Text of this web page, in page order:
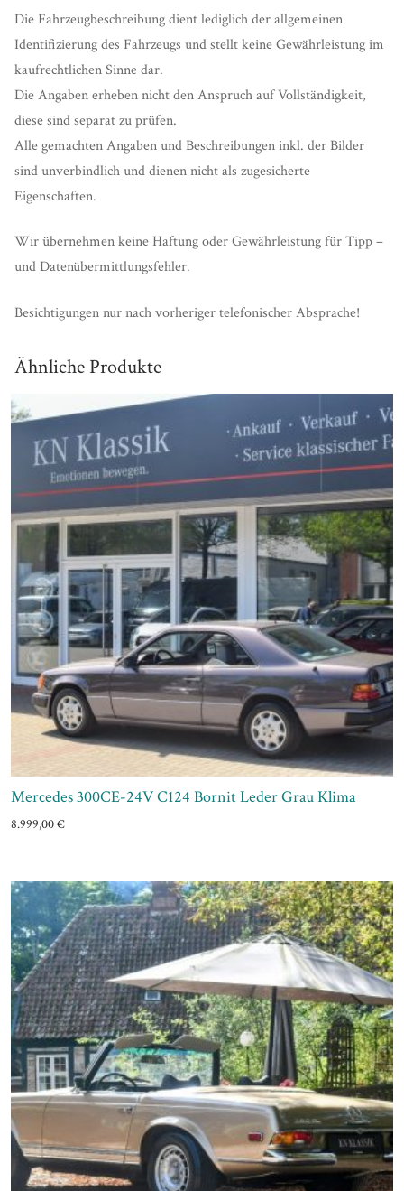
Die Fahrzeugbeschreibung dient lediglich der allgemeinen
Identifizierung des Fahrzeugs und stellt keine Gewährleistung im
kaufrechtlichen Sinne dar.
Die Angaben erheben nicht den Anspruch auf Vollständigkeit,
diese sind separat zu prüfen.
Alle gemachten Angaben und Beschreibungen inkl. der Bilder
sind unverbindlich und dienen nicht als zugesicherte
Eigenschaften.
Wir übernehmen keine Haftung oder Gewährleistung für Tipp –
und Datenübermittlungsfehler.
Besichtigungen nur nach vorheriger telefonischer Absprache!
Ähnliche Produkte
Mercedes 300CE-24V C124 Bornit Leder Grau Klima
8.999,00€